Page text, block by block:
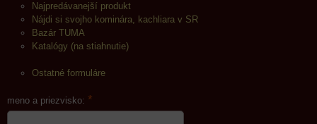
Najpredávanejší produkt
Nájdi si svojho kominára, kachliara v SR
Bazár TUMA
Katalógy (na stiahnutie)
Ostatné formuláre
meno a priezvisko: *